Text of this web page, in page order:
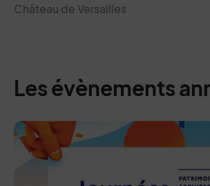
Château de Versailles
Les évènements
0 : colonne centrale + page sommaire